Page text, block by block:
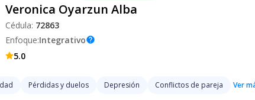
Veronica Oyarzun Alba
Cédula: 72863
Enfoque:Integrativohelp
5.0
Pérdidas y duelos Depresión Conflictos de pareja Ver